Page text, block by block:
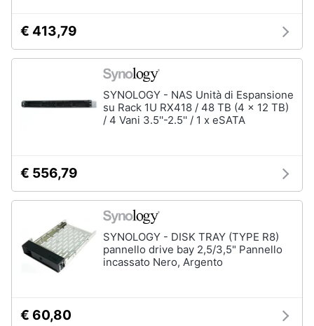
€ 413,79
SYNOLOGY - NAS Unità di Espansione
su Rack 1U RX418 / 48 TB (4 x 12 TB)
/ 4 Vani 3.5''-2.5'' / 1 x eSATA
€ 556,79
SYNOLOGY - DISK TRAY (TYPE R8)
pannello drive bay 2,5/3,5" Pannello
incassato Nero, Argento
€ 60,80